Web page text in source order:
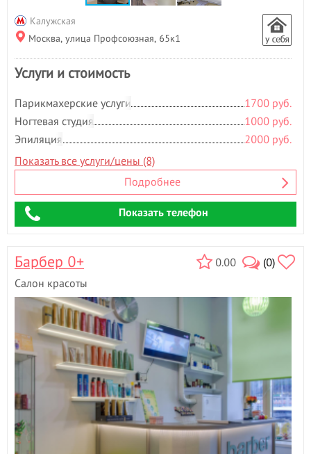
Калужская
Москва, улица Профсоюзная, 65к1
Услуги и стоимость
Парикмахерские услуги
1700 руб.
Ногтевая студия
1000 руб.
Эпиляция
2000 руб.
Показать все услуги/цены (8)
Подробнее
Показать телефон
0.00 (0)
Барбер 0+
Салон красоты